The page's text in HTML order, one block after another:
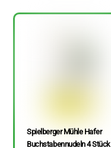
Spielberger Mühle Hafer
Buchstabennudeln 4 Stück